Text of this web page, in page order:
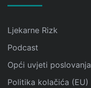
Ljekarne Rizk
Podcast
Opći uvjeti poslovanja
Politika kolačića (EU)